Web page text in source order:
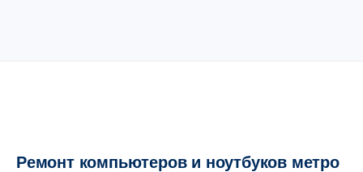
Ремонт компьютеров и ноутбуков метро